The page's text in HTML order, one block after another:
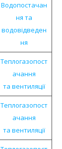
Водопостачан
ня та
водовідведен
ня
Теплогазопост
ачання
та вентиляції
Теплогазопост
ачання
та вентиляції